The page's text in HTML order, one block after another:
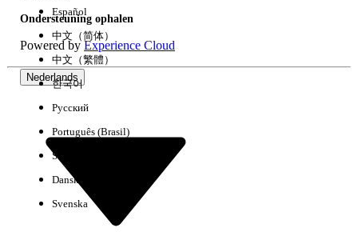
Geen resultaten
Ondersteuning ophalen
Powered byExperience Cloud
Nederlands
Español
中文（简体）
中文（繁體）
한국어
Русский
Português (Brasil)
Suomi
Dansk
Svenska